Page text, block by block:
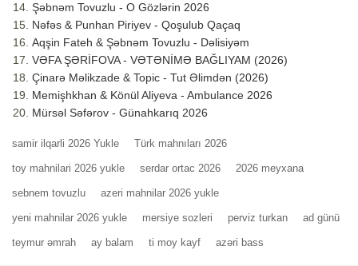
Şəbnəm Tovuzlu - O Gözlərin 2026
Nəfəs & Punhan Piriyev - Qoşulub Qaçaq
Aqşin Fateh & Şəbnəm Tovuzlu - Dəlisiyəm
VƏFA ŞƏRİFOVA - VƏTƏNİMƏ BAĞLIYAM (2026)
Çinarə Məlikzade & Topic - Tut Əlimdən (2026)
Memişhkhan & Könül Aliyeva - Ambulance 2026
Mürsəl Səfərov - Günahkarıq 2026
samir ilqarli 2026 Yukle Türk mahnıları 2026
toy mahnilari 2026 yukle serdar ortac 2026 2026 meyxana
sebnem tovuzlu azeri mahnilar 2026 yukle
yeni mahnilar 2026 yukle mersiye sozleri perviz turkan ad günü
teymur əmrah ay balam ti moy kayf azəri bass